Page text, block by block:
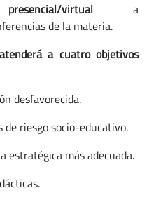
presencial/virtual a
de la materia.
a cuatro objetivos
desfavorecida.
riesgo socio-educativo.
estratégica más adecuada.